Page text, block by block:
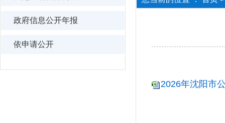
政府信息公开年报
依申请公开
2026年沈阳市